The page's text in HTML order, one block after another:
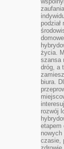
życia.
szansa
dróg, a
biura.
rozwój
etapem
czasie,